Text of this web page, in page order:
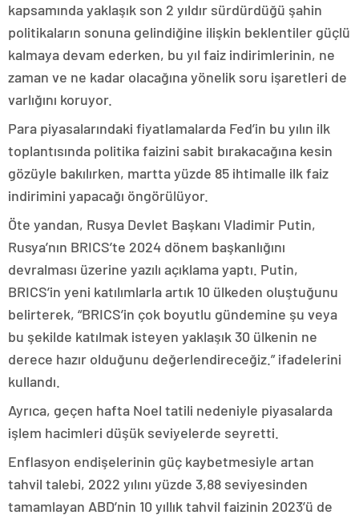
kapsamında yaklaşık son 2 yıldır sürdürdüğü şahin
politikaların sonuna gelindiğine ilişkin beklentiler güçlü
kalmaya devam ederken, bu yıl faiz indirimlerinin, ne
zaman ve ne kadar olacağına yönelik soru işaretleri de
varlığını koruyor.
Para piyasalarındaki fiyatlamalarda Fed’in bu yılın ilk
toplantısında politika faizini sabit bırakacağına kesin
gözüyle bakılırken, martta yüzde 85 ihtimalle ilk faiz
indirimini yapacağı öngörülüyor.
Öte yandan, Rusya Devlet Başkanı Vladimir Putin,
Rusya’nın BRICS’te 2024 dönem başkanlığını
devralması üzerine yazılı açıklama yaptı. Putin,
BRICS’in yeni katılımlarla artık 10 ülkeden oluştuğunu
belirterek, “BRICS’in çok boyutlu gündemine şu veya
bu şekilde katılmak isteyen yaklaşık 30 ülkenin ne
derece hazır olduğunu değerlendireceğiz.” ifadelerini
kullandı.
Ayrıca, geçen hafta Noel tatili nedeniyle piyasalarda
işlem hacimleri düşük seviyelerde seyretti.
Enflasyon endişelerinin güç kaybetmesiyle artan
tahvil talebi, 2022 yılını yüzde 3,88 seviyesinden
tamamlayan ABD’nin 10 yıllık tahvil faizinin 2023’ü de